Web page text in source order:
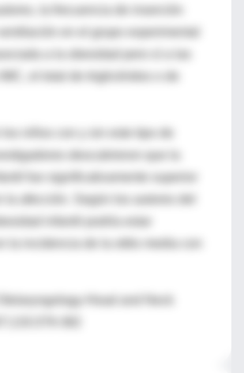
la frecuencia de inserción
en el grupo experimental
el total de triglicéridos o de
descubrieron que la
fue significativamente superior
la afección. Según los autores del
Head and Neck
382